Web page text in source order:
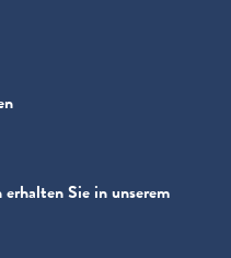
Sie in unserem